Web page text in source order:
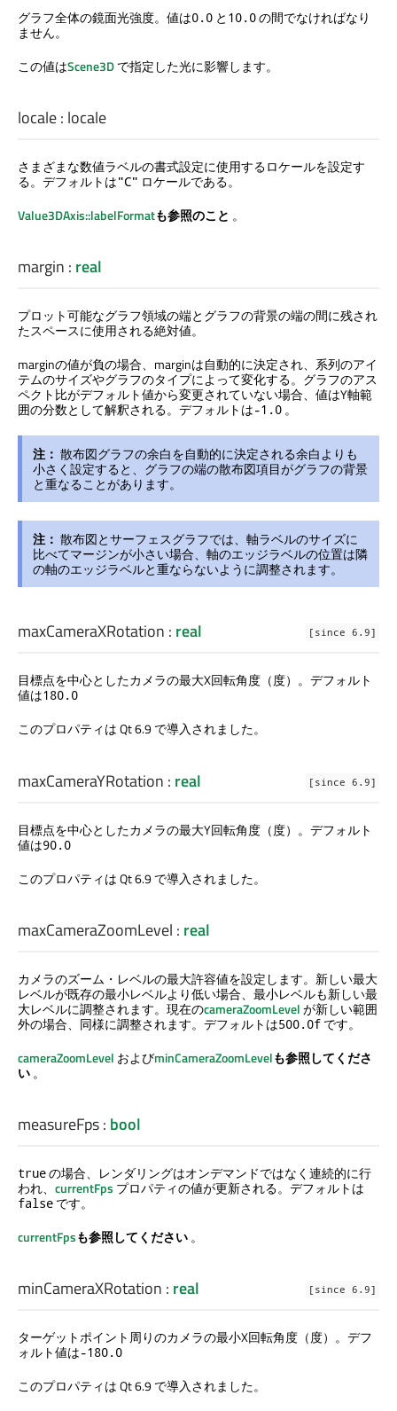
グラフ全体の鏡面光強度。値は0.0 と 10.0の間でなければなり
ません。
この値はScene3Dで指定した光に影響します。
locale: locale
さまざまな数値ラベルの書式設定に使用するロケールを設定す
る。デフォルトは"C" ロケールである。
Value3DAxis::labelFormatも参照のこと 。
margin : real
プロット可能なグラフ領域の端とグラフの背景の端の間に残され
たスペースに使用される絶対値。
marginの値が負の場合、marginは自動的に決定され、系列のアイ
テムのサイズやグラフのタイプによって変化する。グラフのアス
ペクト比がデフォルト値から変更されていない場合、値はY軸範
囲の分数として解釈される。デフォルトは-1.0 。
注： 散布図グラフの余白を自動的に決定される余白よりも
小さく設定すると、グラフの端の散布図項目がグラフの背景
と重なることがあります。
注： 散布図とサーフェスグラフでは、軸ラベルのサイズに
比べてマージンが小さい場合、軸のエッジラベルの位置は隣
の軸のエッジラベルと重ならないように調整されます。
maxCameraXRotation : real [since 6.9]
目標点を中心としたカメラの最大X回転角度（度）。デフォルト
値は180.0
このプロパティは Qt 6.9 で導入されました。
maxCameraYRotation : real [since 6.9]
目標点を中心としたカメラの最大Y回転角度（度）。デフォルト
値は90.0
このプロパティは Qt 6.9 で導入されました。
maxCameraZoomLevel : real
カメラのズーム・レベルの最大許容値を設定します。新しい最大
レベルが既存の最小レベルより低い場合、最小レベルも新しい最
大レベルに調整されます。現在のcameraZoomLevelが新しい範囲
外の場合、同様に調整されます。デフォルトは500.0f です。
cameraZoomLevel およびminCameraZoomLevelも参照してくださ
い。
measureFps: bool
trueの場合、レンダリングはオンデマンドではなく連続的に行
われ、 currentFps プロパティの値が更新される。デフォルトは
false です。
currentFpsも参照してください。
minCameraXRotation : real [since 6.9]
ターゲットポイント周りのカメラの最小X回転角度（度）。デフ
ォルト値は-180.0
このプロパティは Qt 6.9 で導入されました。